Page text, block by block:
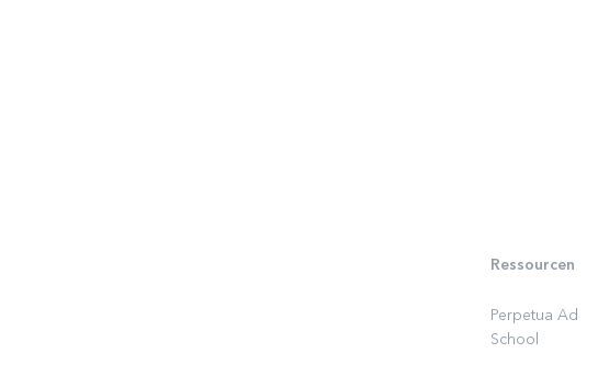
Ressourcen
Perpetua Ad
School